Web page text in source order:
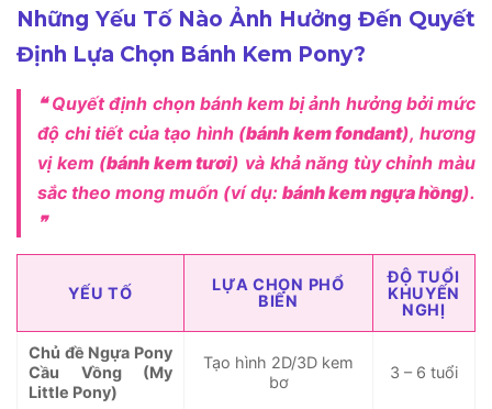
Những Yếu Tố Nào Ảnh Hưởng Đến Quyết
Định Lựa Chọn Bánh Kem Pony?
❝ Quyết định chọn bánh kem bị ảnh hưởng bởi mức
độ chi tiết của tạo hình (bánh kem fondant), hương
vị kem (bánh kem tươi) và khả năng tùy chỉnh màu
sắc theo mong muốn (ví dụ: bánh kem ngựa hồng).
❞
YẾU TỐ
LỰA CHỌN PHỔ
BIẾN
ĐỘ TUỔI
KHUYẾN
NGHỊ
Chủ đề Ngựa Pony
Cầu Vồng (My
Little Pony)
Tạo hình 2D/3D kem
bơ
3 – 6 tuổi